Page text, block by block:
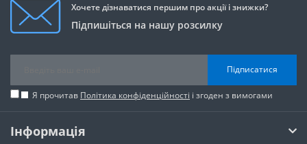
Хочете дізнаватися першим про акції і знижки?
Підпишіться на нашу розсилку
Підписатися
Я прочитав Політика конфіденційності і згоден з вимогами
Інформація